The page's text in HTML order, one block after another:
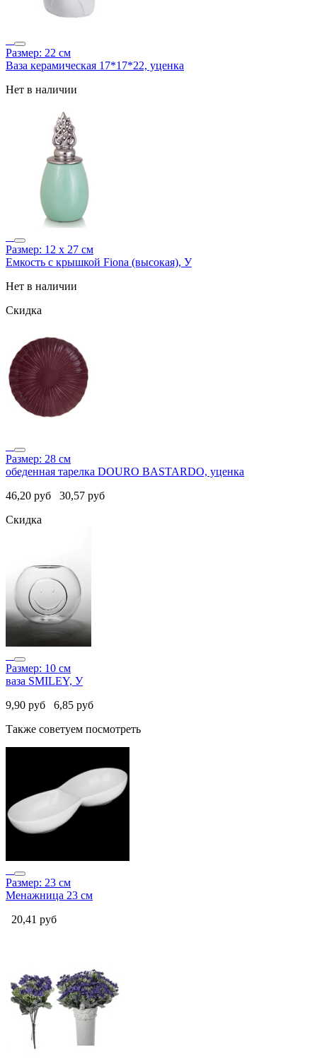
Размер: 22 см
Ваза керамическая 17*17*22, уценка
Нет в наличии
Размер: 12 х 27 см
Емкость с крышкой Fiona (высокая), У
Нет в наличии
Скидка
Размер: 28 см
обеденная тарелка DOURO BASTARDO, уценка
46,20 руб 30,57 руб
Скидка
Размер: 10 см
ваза SMILEY, У
9,90 руб 6,85 руб
Также советуем посмотреть
Размер: 23 см
Менажница 23 см
20,41 руб